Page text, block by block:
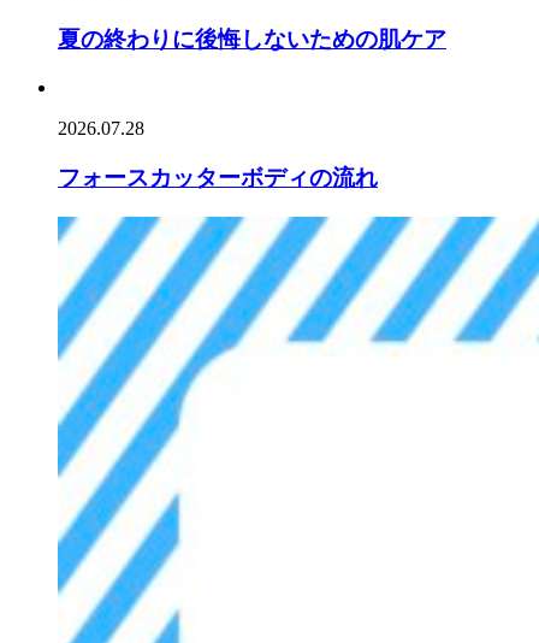
夏の終わりに後悔しないための肌ケア
2026.07.28
フォースカッターボディの流れ